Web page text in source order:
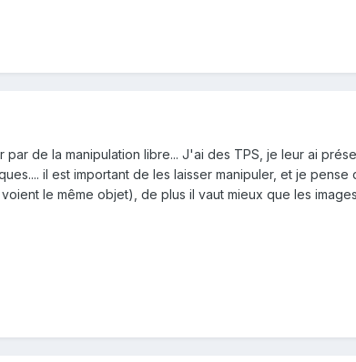
de la manipulation libre... J'ai des TPS, je leur ai
il est important de les laisser manipuler, et je
le même objet), de plus il vaut mieux que les